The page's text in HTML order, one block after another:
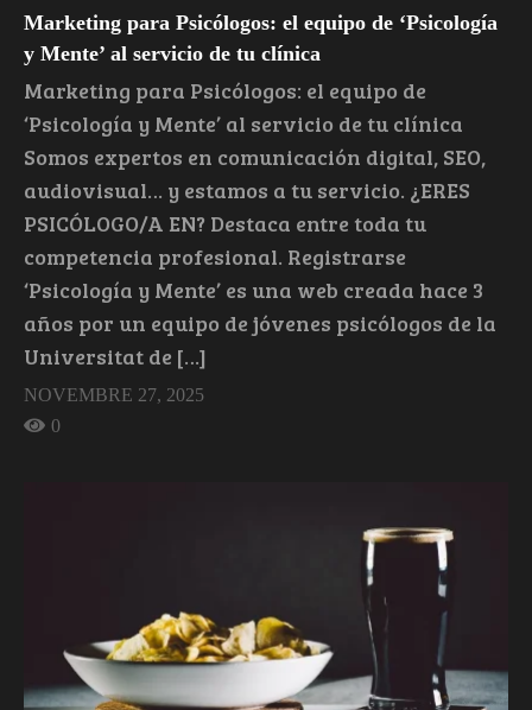
Marketing para Psicólogos: el equipo de ‘Psicología
y Mente’ al servicio de tu clínica
Marketing para Psicólogos: el equipo de
‘Psicología y Mente’ al servicio de tu clínica
Somos expertos en comunicación digital, SEO,
audiovisual… y estamos a tu servicio. ¿ERES
PSICÓLOGO/A EN? Destaca entre toda tu
competencia profesional. Registrarse
‘Psicología y Mente’ es una web creada hace 3
años por un equipo de jóvenes psicólogos de la
Universitat de […]
NOVEMBRE 27, 2025
0